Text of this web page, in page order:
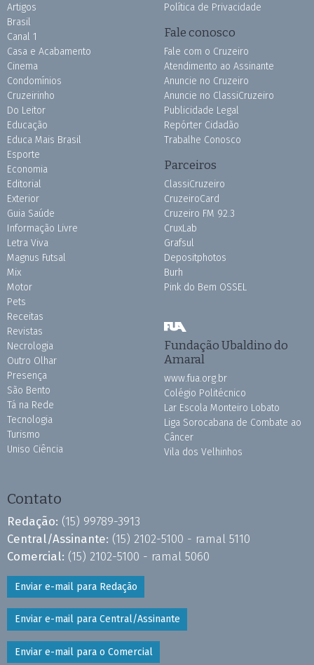
Artigos
Brasil
Canal 1
Casa e Acabamento
Cinema
Condomínios
Cruzeirinho
Do Leitor
Educação
Educa Mais Brasil
Esporte
Economia
Editorial
Exterior
Guia Saúde
Informação Livre
Letra Viva
Magnus Futsal
Mix
Motor
Pets
Receitas
Revistas
Necrologia
Outro Olhar
Presença
São Bento
Tá na Rede
Tecnologia
Turismo
Uniso Ciência
Política de Privacidade
Fale conosco
Fale com o Cruzeiro
Atendimento ao Assinante
Anuncie no Cruzeiro
Anuncie no ClassiCruzeiro
Publicidade Legal
Repórter Cidadão
Trabalhe Conosco
Parceiros
ClassiCruzeiro
CruzeiroCard
Cruzeiro FM 92.3
CruxLab
Grafsul
Depositphotos
Burh
Pink do Bem OSSEL
Fundação Ubaldino do
Amaral
www.fua.org.br
Colégio Politécnico
Lar Escola Monteiro Lobato
Liga Sorocabana de Combate ao
Câncer
Vila dos Velhinhos
Contato
Redação: (15) 99789-3913
Central/Assinante: (15) 2102-5100 - ramal 5110
Comercial: (15) 2102-5100 - ramal 5060
Enviar e-mail para Redação
Enviar e-mail para Central/Assinante
Enviar e-mail para o Comercial